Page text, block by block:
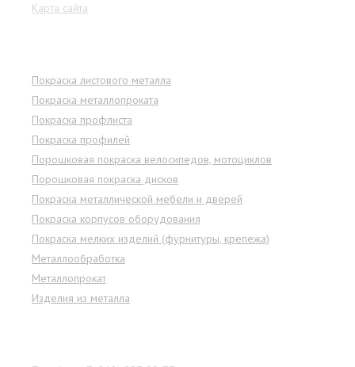
Карта сайта
Покраска листового металла
Покраска металлопроката
Покраска профлиста
Покраска профилей
Порошковая покраска велосипедов, мотоциклов
Порошковая покраска дисков
Покраска металлической мебели и дверей
Покраска корпусов оборудования
Покраска мелких изделий (фурнитуры, крепежа)
Металлообработка
Металлопрокат
Изделия из металла